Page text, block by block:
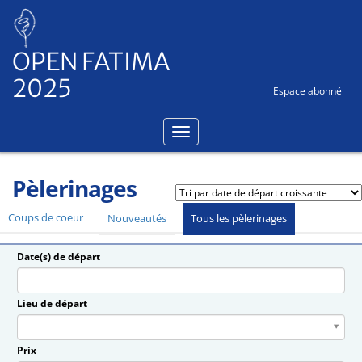
OPEN FATIMA
2025
Espace abonné
Pèlerinages
Coups de coeur Nouveautés Tous les pèlerinages
Date(s) de départ
Lieu de départ
Lieu
de
départLieu
Prix
Panneau de gestion des cookies